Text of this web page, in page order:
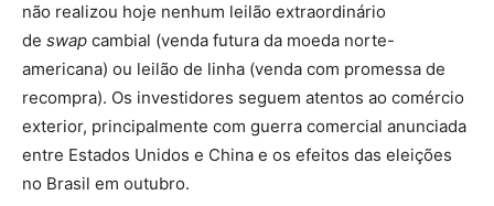
não realizou hoje nenhum leilão extraordinário
de swap cambial (venda futura da moeda norte-
americana) ou leilão de linha (venda com promessa de
recompra). Os investidores seguem atentos ao comércio
exterior, principalmente com guerra comercial anunciada
entre Estados Unidos e China e os efeitos das eleições
no Brasil em outubro.